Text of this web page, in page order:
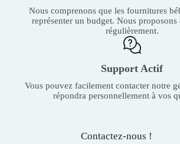
Nous comprenons que les fournitures
représenter un budget. Nous proposons
régulièrement.
Support Actif
Vous pouvez facilement contacter notre
répondra personnellement à vos
Contactez-nous !